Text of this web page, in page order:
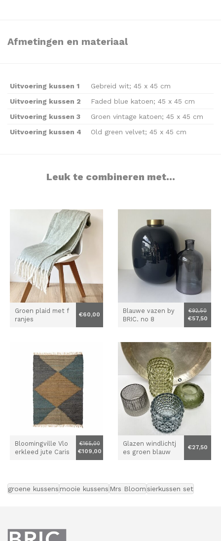
Afmetingen en materiaal
Uitvoering kussen 1
Gebreid wit; 45 x 45 cm
Uitvoering kussen 2
Faded blue katoen; 45 x 45 cm
Uitvoering kussen 3
Groen vintage katoen; 45 x 45 cm
Uitvoering kussen 4
Old green velvet; 45 x 45 cm
Leuk te combineren met...
Groen plaid met f
ranjes
€60,00
Blauwe vazen by
BRIC. no 8
€92,50
€57,50
Bloomingville Vlo
erkleed jute Caris
€165,00
€109,00
Glazen windlichtj
es groen blauw
€27,50
groene kussens mooie kussens Mrs Bloomsierkussen set